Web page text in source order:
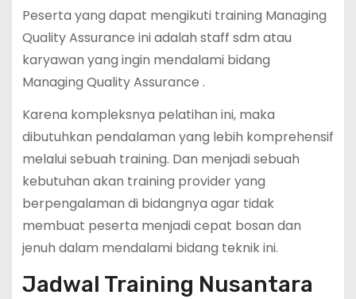
Peserta yang dapat mengikuti training Managing
Quality Assurance ini adalah staff sdm atau
karyawan yang ingin mendalami bidang
Managing Quality Assurance .
Karena kompleksnya pelatihan ini, maka
dibutuhkan pendalaman yang lebih komprehensif
melalui sebuah training. Dan menjadi sebuah
kebutuhan akan training provider yang
berpengalaman di bidangnya agar tidak
membuat peserta menjadi cepat bosan dan
jenuh dalam mendalami bidang teknik ini.
Jadwal Training Nusantara